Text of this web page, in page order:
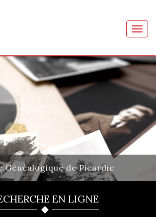
Généalogique de Picardie
EN LIGNE